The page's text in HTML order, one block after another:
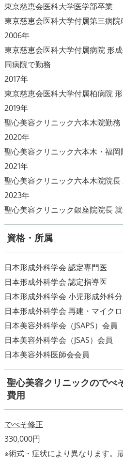
東京慈恵会医科大学医学部卒業
東京慈恵会医科大学付属第三病院
2006年
東京慈恵会医科大学付属病院 形
同病院で勤務
2017年
東京慈恵会医科大学付属柏病院
2019年
聖心美容クリニック六本木院勤務
2020年
聖心美容クリニック六本木・福岡
2021年
聖心美容クリニック六本木院院長
2023年
聖心美容クリニック銀座院院長
資格・所属
日本形成外科学会 認定専門医
日本形成外科学会 認定指導医
日本形成外科学会 小児形成外科
日本形成外科学会 再建・マイク
日本美容外科学会（JSAPS）会員
日本美容外科学会（JSAS）会員
日本美容外科医師会会員
聖心美容クリニックのでべ
費用
でべそ修正
※術式・症状により異なります。